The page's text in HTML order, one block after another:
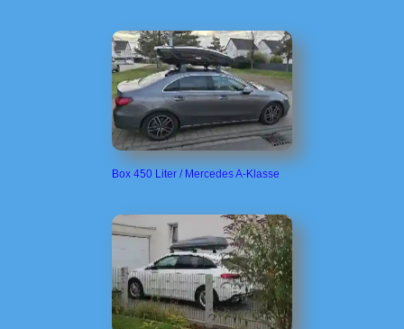
Box 450 Liter / Mercedes A-Klasse